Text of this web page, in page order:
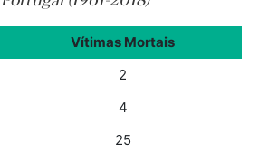
Vítimas Mortais
2
4
25